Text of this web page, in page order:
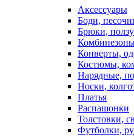
Аксессуары
Боди,
Брюки,
Конверты,
Костюмы,
Нарядные,
Носки,
Платья
Распашонки
Толстовки,
Футболки,